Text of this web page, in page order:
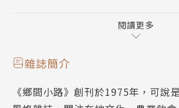
鄉間食堂 時時有人的料理初心
鄉間食堂 專注用好吃定勝負的蔬食料
我吃故我在 蔥勁十足
不只是吃飯 價格還是價值？
閱讀更多
雜誌簡介
《鄉間小路》創刊於1975年，可說